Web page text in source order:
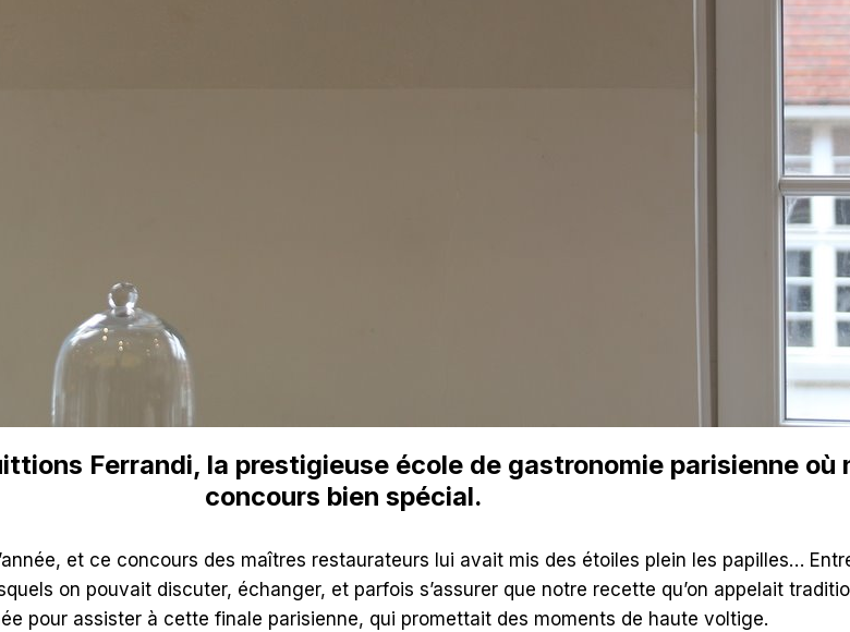
Ferrandi, la prestigieuse école de gastronomie parisienne
concours bien spécial.
et ce concours des maîtres restaurateurs lui avait mis des étoiles plein les papilles…
on pouvait discuter, échanger, et parfois s’assurer que notre recette qu’on appelait
pour assister à cette finale parisienne, qui promettait des moments de haute voltige.